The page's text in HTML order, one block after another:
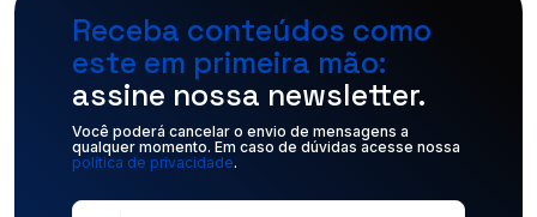
Receba conteúdos como
este em primeira mão:
assine nossa newsletter.
Você poderá cancelar o envio de mensagens a
política de privacidade.